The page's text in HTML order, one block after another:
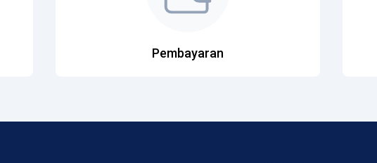
Pembayaran